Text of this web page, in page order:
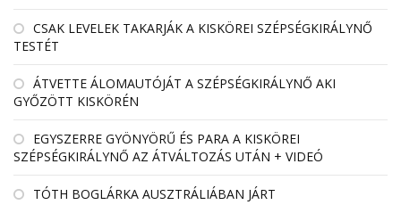
CSAK LEVELEK TAKARJÁK A KISKÖREI SZÉPSÉGKIRÁLYNŐ
TESTÉT
ÁTVETTE ÁLOMAUTÓJÁT A SZÉPSÉGKIRÁLYNŐ AKI
GYŐZÖTT KISKÖRÉN
EGYSZERRE GYÖNYÖRŰ ÉS PARA A KISKÖREI
SZÉPSÉGKIRÁLYNŐ AZ ÁTVÁLTOZÁS UTÁN + VIDEÓ
TÓTH BOGLÁRKA AUSZTRÁLIÁBAN JÁRT